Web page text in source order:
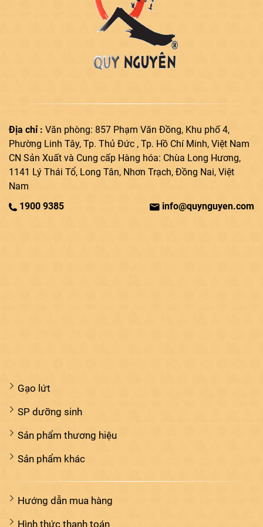
Địa chỉ : Văn phòng: 857 Phạm Văn Đồng, Khu phố 4,
Phường Linh Tây, Tp. Thủ Đức , Tp. Hồ Chí Minh, Việt Nam
CN Sản Xuất và Cung cấp Hàng hóa: Chùa Long Hương,
1141 Lý Thái Tổ, Long Tân, Nhơn Trạch, Đồng Nai, Việt
Nam
1900 9385
info@quynguyen.com
Gạo lứt
SP dưỡng sinh
Sản phẩm thương hiệu
Sản phẩm khác
Hướng dẫn mua hàng
Hình thức thanh toán